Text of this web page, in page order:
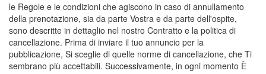
le Regole e le condizioni che agiscono in caso di annullamento
della prenotazione, sia da parte Vostra e da parte dell'ospite,
sono descritte in dettaglio nel nostro Contratto e la politica di
cancellazione. Prima di inviare il tuo annuncio per la
pubblicazione, Si sceglie di quelle norme di cancellazione, che Ti
sembrano più accettabili. Successivamente, in ogni momento È